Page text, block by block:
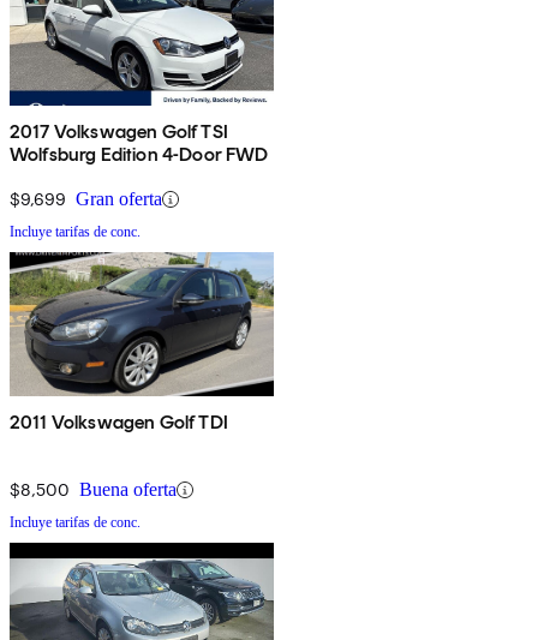
2017 Volkswagen Golf TSI
Wolfsburg Edition 4-Door FWD
$9,699 Gran oferta
Incluye tarifas de conc.
2011 Volkswagen Golf TDI
$8,500 Buena oferta
Incluye tarifas de conc.